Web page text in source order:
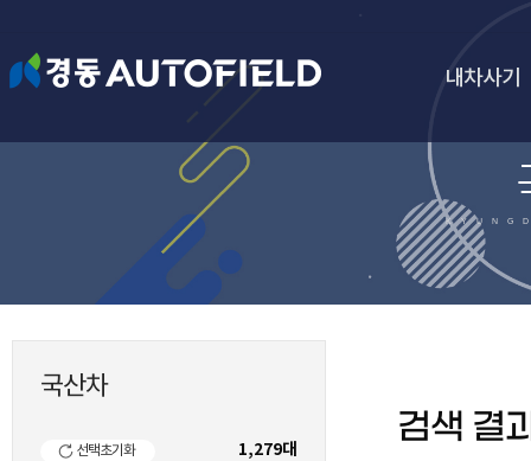
내차사기
국산차
1,279대
선택초기화
검색 결